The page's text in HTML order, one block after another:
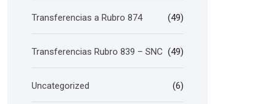
Transferencias a Rubro 874 (49)
Transferencias Rubro 839 – SNC (49)
Uncategorized (6)